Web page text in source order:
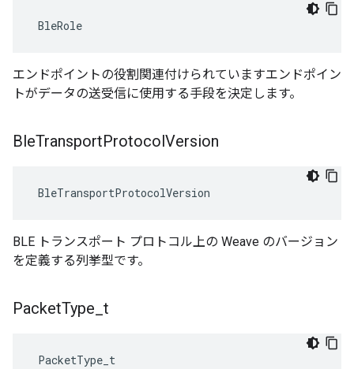
BleRole
エンドポイントの役割関連付けられていますエンドポイン
トがデータの送受信に使用する手段を決定します。
BleTransportProtocolVersion
BleTransportProtocolVersion
BLE トランスポート プロトコル上の Weave のバージョン
を定義する列挙型です。
PacketType t
PacketType_t